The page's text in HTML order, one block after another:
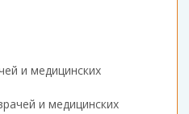
и медицинских
и медицинских